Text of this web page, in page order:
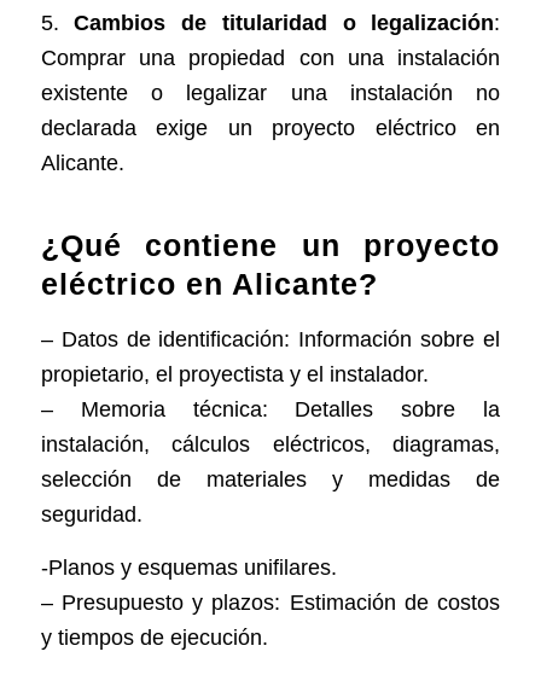
5.Cambios de titularidad o legalización:
Comprar una propiedad con una instalación
existente o legalizar una instalación no
declarada exige un proyecto eléctrico en
Alicante.
¿Qué contiene un proyecto
eléctrico en Alicante?
– Datos de identificación: Información sobre el
propietario, el proyectista y el instalador.
– Memoria técnica: Detalles sobre la
instalación, cálculos eléctricos, diagramas,
selección de materiales y medidas de
seguridad.
-Planos y esquemas unifilares.
– Presupuesto y plazos: Estimación de costos
y tiempos de ejecución.